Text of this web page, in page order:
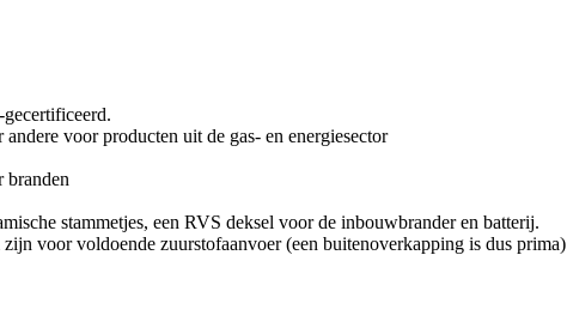
voor producten uit de gas- en energiesector
branden
stammetjes, een RVS deksel voor de inbouwbrander en batterij.
voor voldoende zuurstofaanvoer (een buitenoverkapping is dus prima)